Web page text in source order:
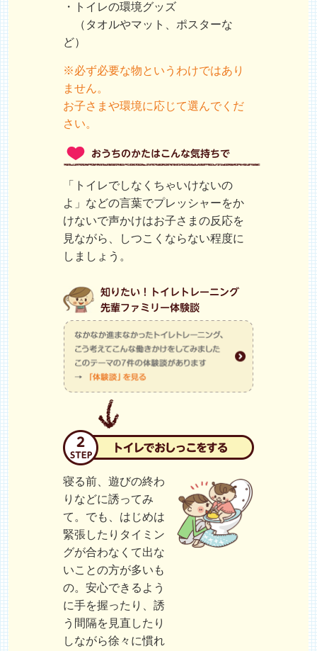
・トイレの環境グッズ
（タオルやマット、ポスターな
ど）
※必ず必要な物というわけではあり
ません。
お子さまや環境に応じて選んでくだ
さい。
「トイレでしなくちゃいけないの
よ」などの言葉でプレッシャーをか
けないで声かけはお子さまの反応を
見ながら、しつこくならない程度に
しましょう。
寝る前、遊びの終わ
りなどに誘ってみ
て。でも、はじめは
緊張したりタイミン
グが合わなくて出な
いことの方が多いも
の。安心できるよう
に手を握ったり、誘
う間隔を見直したり
しながら徐々に慣れ